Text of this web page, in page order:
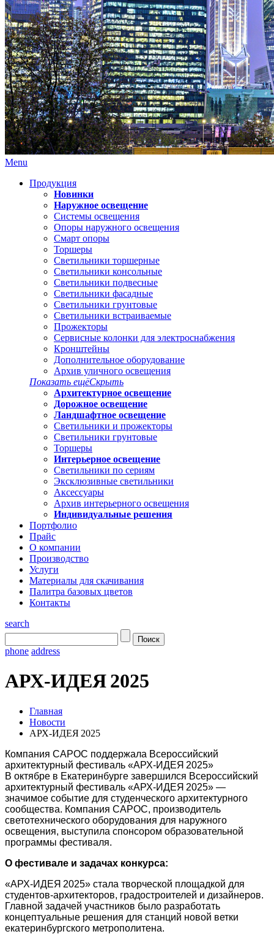
Menu
Продукция
Новинки
Наружное освещение
Системы освещения
Опоры наружного освещения
Смарт опоры
Торшеры
Светильники торшерные
Светильники консольные
Светильники подвесные
Светильники фасадные
Светильники грунтовые
Светильники встраиваемые
Прожекторы
Сервисные колонки для электроснабжения
Кронштейны
Дополнительное оборудование
Архив уличного освещения
Показать ещёСкрыть
Архитектурное освещение
Дорожное освещение
Ландшафтное освещение
Светильники и прожекторы
Светильники грунтовые
Торшеры
Интерьерное освещение
Светильники по сериям
Эксклюзивные светильники
Аксессуары
Архив интерьерного освещения
Индивидуальные решения
Портфолио
Прайс
О компании
Производство
Услуги
Материалы для скачивания
Палитра базовых цветов
Контакты
search
phone address
АРХ‑ИДЕЯ 2025
Главная
Новости
АРХ‑ИДЕЯ 2025
Компания САРОС поддержала Всероссийский
архитектурный фестиваль «АРХ‑ИДЕЯ 2025»
В октябре в Екатеринбурге завершился Всероссийский
архитектурный фестиваль «АРХ‑ИДЕЯ 2025» —
значимое событие для студенческого архитектурного
сообщества. Компания САРОС, производитель
светотехнического оборудования для наружного
освещения, выступила спонсором образовательной
программы фестиваля.
О фестивале и задачах конкурса:
«АРХ‑ИДЕЯ 2025» стала творческой площадкой для
студентов‑архитекторов, градостроителей и дизайнеров.
Главной задачей участников было разработать
концептуальные решения для станций новой ветки
екатеринбургского метрополитена.